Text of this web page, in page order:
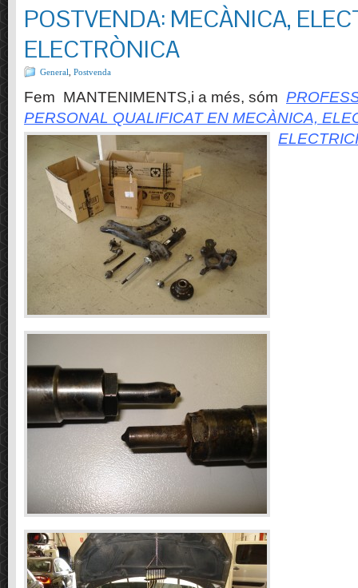
POSTVENDA: MECÀNICA,
ELECTRÒNICA
General Postvenda
Fem MANTENIMENTS,i a més, sóm
PERSONAL QUALIFICAT EN MECÀNICA,